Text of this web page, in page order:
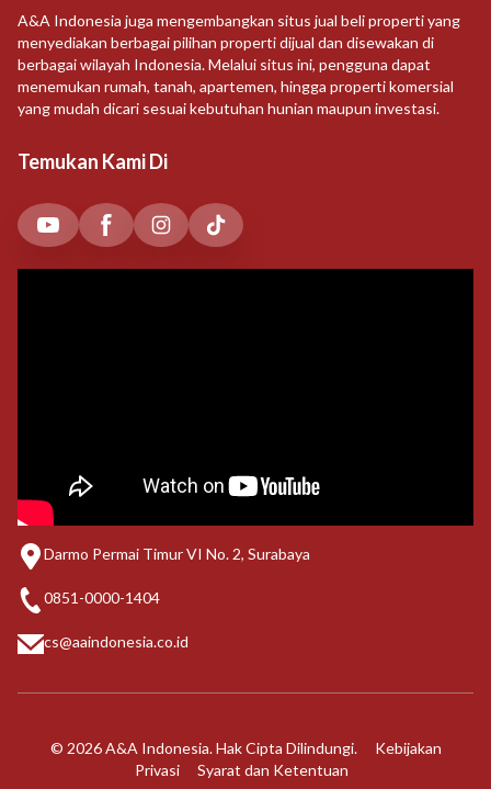
A&A Indonesia juga mengembangkan situs jual beli properti yang
menyediakan berbagai pilihan properti dijual dan disewakan di
berbagai wilayah Indonesia. Melalui situs ini, pengguna dapat
menemukan rumah, tanah, apartemen, hingga properti komersial
yang mudah dicari sesuai kebutuhan hunian maupun investasi.
Temukan Kami Di
Darmo Permai Timur VI No. 2, Surabaya
0851-0000-1404
cs@aaindonesia.co.id
© 2026 A&A Indonesia. Hak Cipta Dilindungi.
Kebijakan
Privasi
Syarat dan Ketentuan